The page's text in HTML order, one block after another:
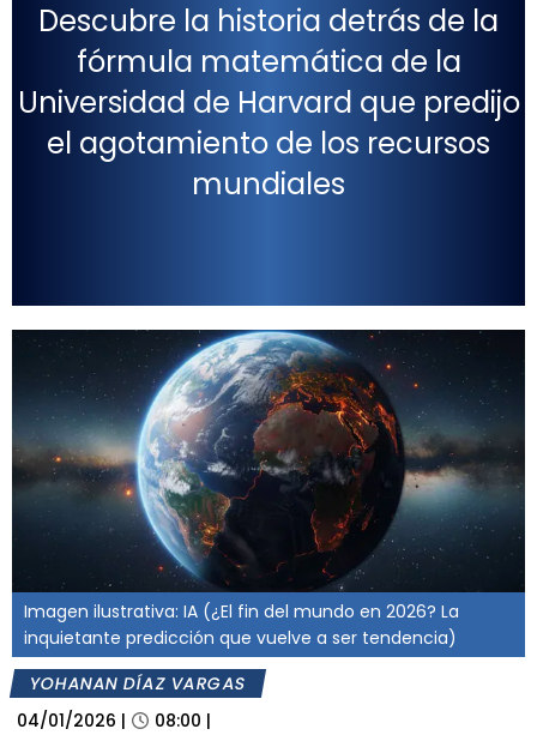
Descubre la historia detrás de la
fórmula matemática de la
Universidad de Harvard que predijo
el agotamiento de los recursos
mundiales
Imagen ilustrativa: IA (¿El fin del mundo en 2026? La
inquietante predicción que vuelve a ser tendencia)
YOHANAN DÍAZ VARGAS
04/01/2026 | 08:00 |